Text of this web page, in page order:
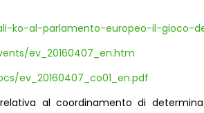
ko-al-parlamento-europeo-il-gioco-
ev_20160407_en.htm
ev_20160407_co01_en.pdf
al coordinamento di